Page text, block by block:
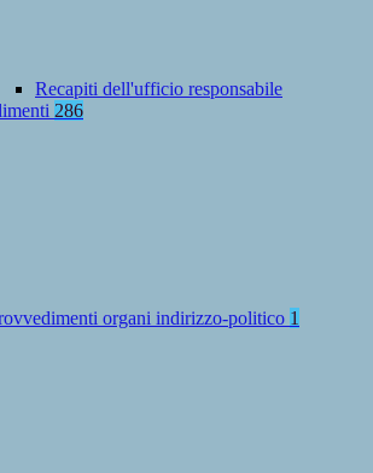
Recapiti dell'ufficio responsabile
286
organi indirizzo-politico 1